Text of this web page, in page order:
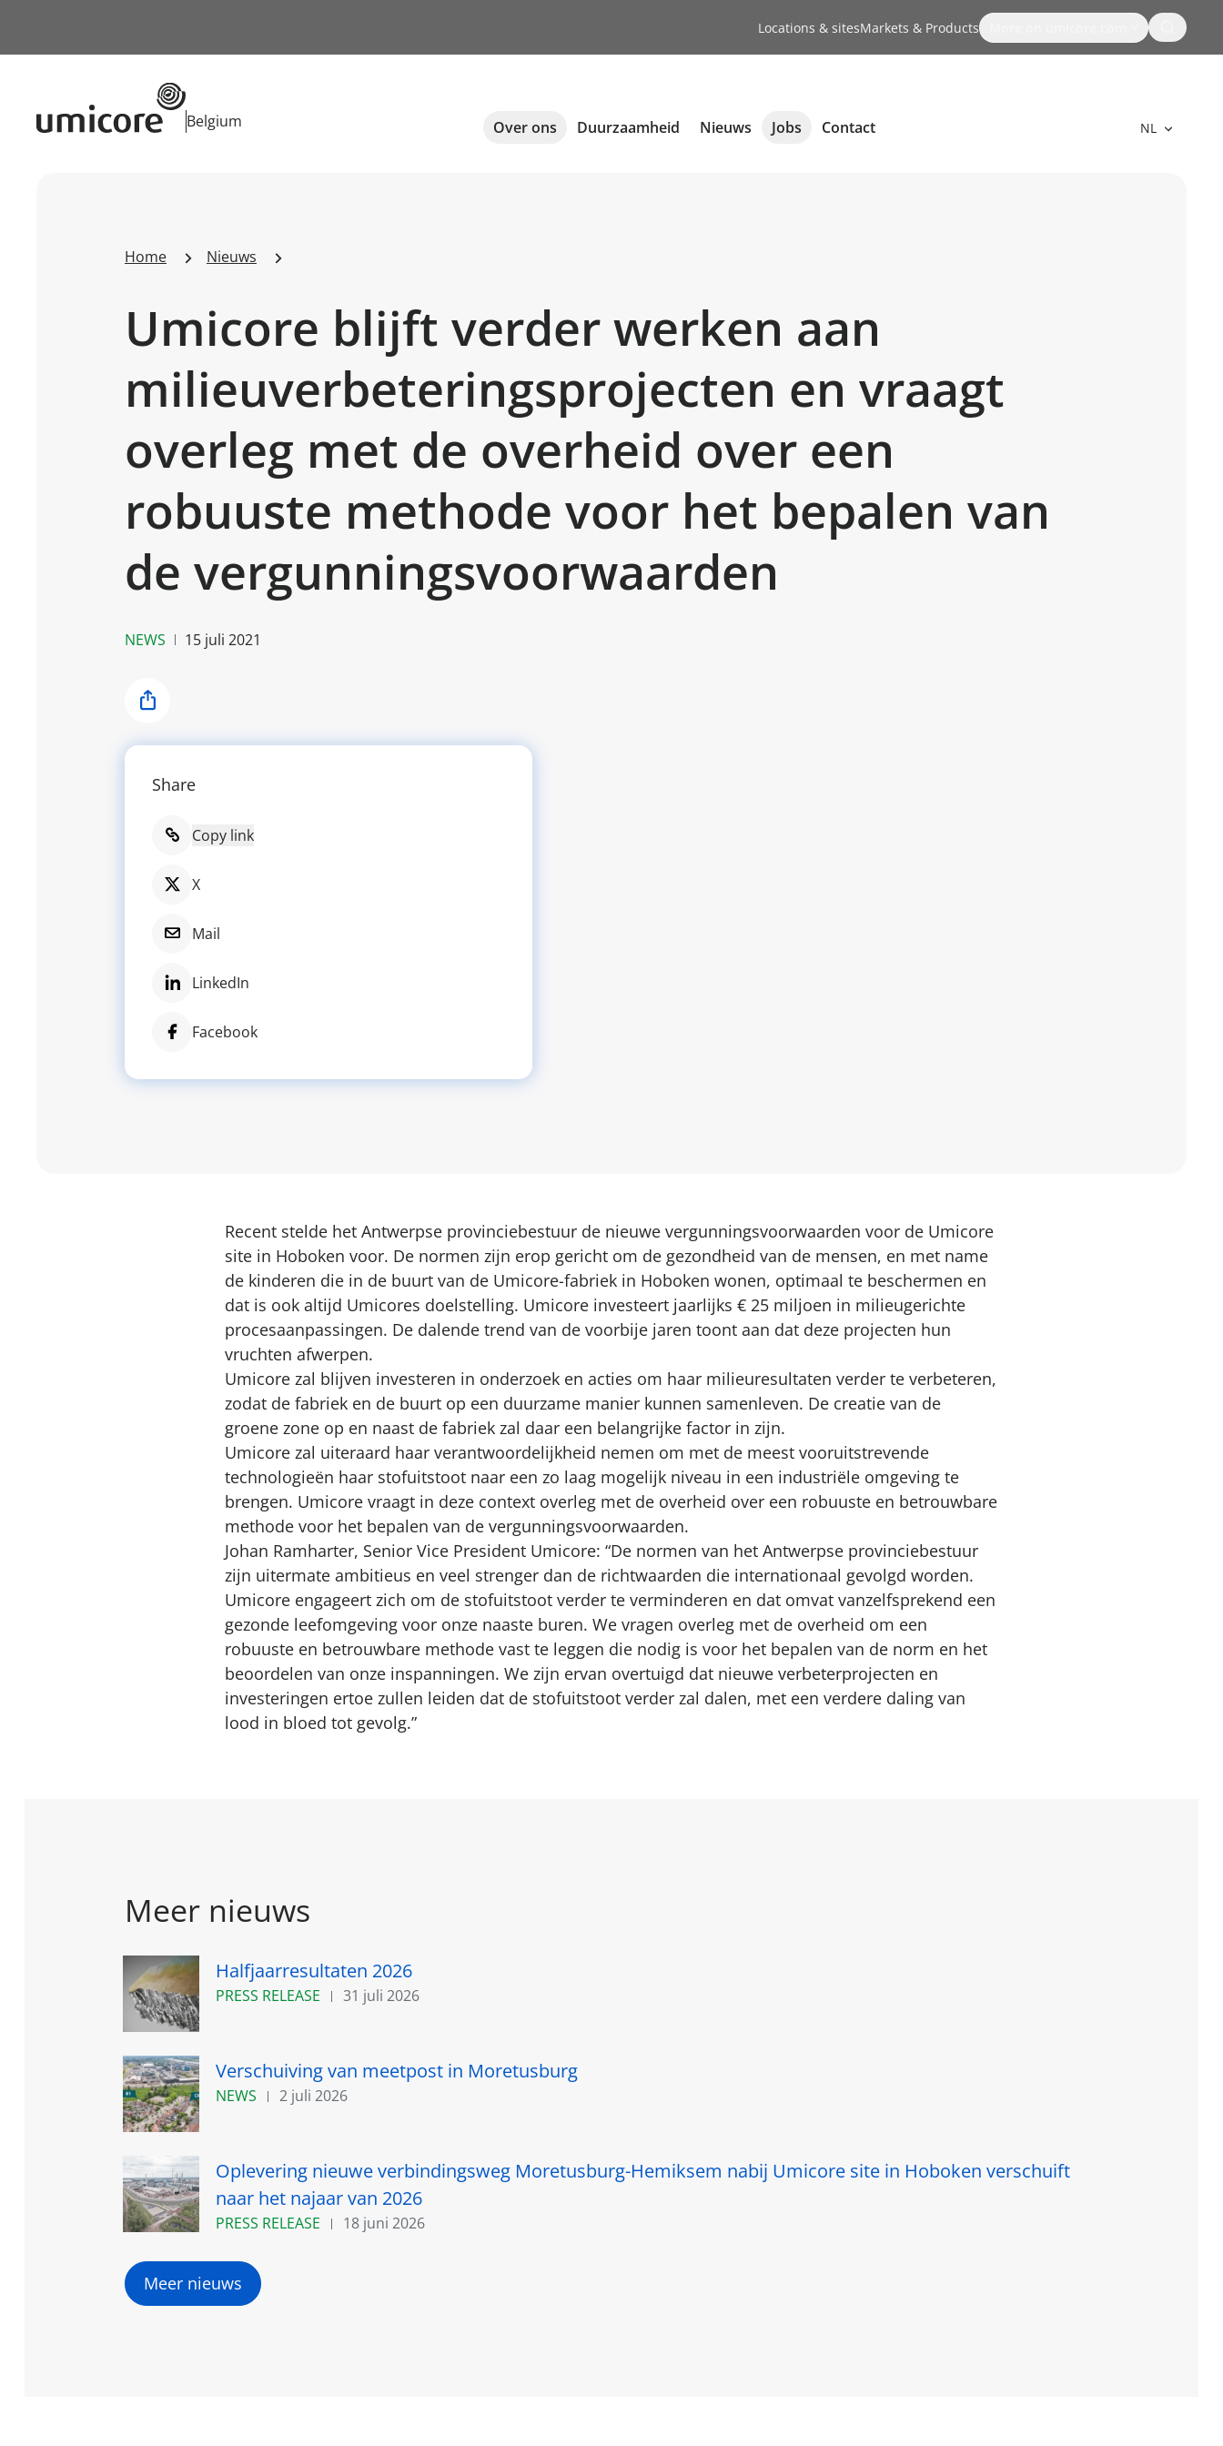
Locations & sitesMarkets & Products Search
Businessunit:
Belgium Over ons Duurzaamheid Nieuws Jobs Contact NL
Home Nieuws
Umicore blijft verder werken aan
milieuverbeteringsprojecten en vraagt
overleg met de overheid over een
robuuste methode voor het bepalen van
de vergunningsvoorwaarden
NEWS 15 juli 2021
Share
Share
Copy link
X
Mail
LinkedIn
Facebook
Recent stelde het Antwerpse provinciebestuur de nieuwe vergunningsvoorwaarden voor de Umicore
site in Hoboken voor. De normen zijn erop gericht om de gezondheid van de mensen, en met name
de kinderen die in de buurt van de Umicore-fabriek in Hoboken wonen, optimaal te beschermen en
dat is ook altijd Umicores doelstelling. Umicore investeert jaarlijks € 25 miljoen in milieugerichte
procesaanpassingen. De dalende trend van de voorbije jaren toont aan dat deze projecten hun
vruchten afwerpen.
Umicore zal blijven investeren in onderzoek en acties om haar milieuresultaten verder te verbeteren,
zodat de fabriek en de buurt op een duurzame manier kunnen samenleven. De creatie van de
groene zone op en naast de fabriek zal daar een belangrijke factor in zijn.
Umicore zal uiteraard haar verantwoordelijkheid nemen om met de meest vooruitstrevende
technologieën haar stofuitstoot naar een zo laag mogelijk niveau in een industriële omgeving te
brengen. Umicore vraagt in deze context overleg met de overheid over een robuuste en betrouwbare
methode voor het bepalen van de vergunningsvoorwaarden.
Johan Ramharter, Senior Vice President Umicore: “De normen van het Antwerpse provinciebestuur
zijn uitermate ambitieus en veel strenger dan de richtwaarden die internationaal gevolgd worden.
Umicore engageert zich om de stofuitstoot verder te verminderen en dat omvat vanzelfsprekend een
gezonde leefomgeving voor onze naaste buren. We vragen overleg met de overheid om een
robuuste en betrouwbare methode vast te leggen die nodig is voor het bepalen van de norm en het
beoordelen van onze inspanningen. We zijn ervan overtuigd dat nieuwe verbeterprojecten en
investeringen ertoe zullen leiden dat de stofuitstoot verder zal dalen, met een verdere daling van
lood in bloed tot gevolg.”
Meer nieuws
Halfjaarresultaten 2026
PRESS RELEASE 31 juli 2026
Verschuiving van meetpost in Moretusburg
NEWS 2 juli 2026
Oplevering nieuwe verbindingsweg Moretusburg-Hemiksem nabij Umicore site in Hoboken verschuift
naar het najaar van 2026
PRESS RELEASE 18 juni 2026
Meer nieuws